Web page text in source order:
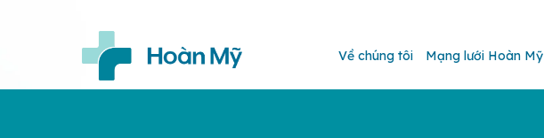
Về chúng tôi Mạng lưới Hoàn Mỹ